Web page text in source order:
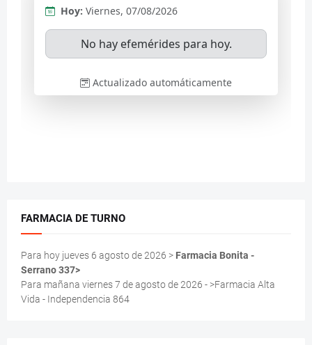
FARMACIA DE TURNO
Para hoy jueves 6 agosto de 2026 > Farmacia Bonita -
Serrano 337>
Para mañana viernes 7 de agosto de 2026 - >Farmacia Alta
Vida - Independencia 864